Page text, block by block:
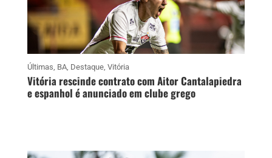
Últimas, BA, Destaque, Vitória
Vitória rescinde contrato com Aitor Cantalapiedra
e espanhol é anunciado em clube grego